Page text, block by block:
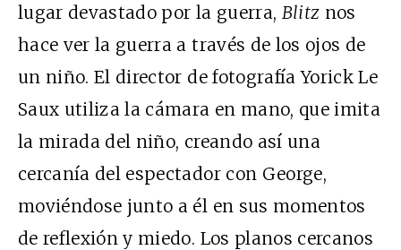
lugar devastado por la guerra, Blitz nos
hace ver la guerra a través de los ojos de
un niño. El director de fotografía Yorick Le
Saux utiliza la cámara en mano, que imita
la mirada del niño, creando así una
cercanía del espectador con George,
moviéndose junto a él en sus momentos
de reflexión y miedo. Los planos cercanos